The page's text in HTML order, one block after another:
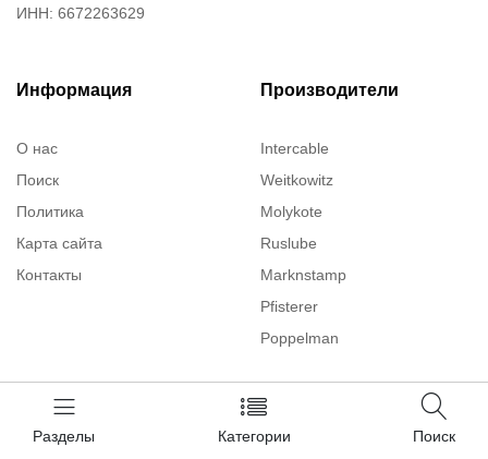
Разделы Категории Поиск
ИНН: 6672263629
Информация
О нас
Поиск
Политика
Карта сайта
Контакты
Производители
Intercable
Weitkowitz
Molykote
Ruslube
Marknstamp
Pfisterer
Poppelman
ITT Cannon
Brady
Категории